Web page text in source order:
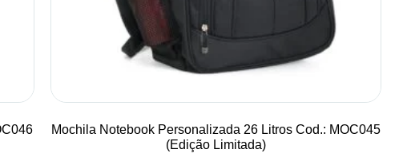
Mochila Notebook Personalizada 26 Litros Cod.: MOC045
(Edição Limitada)